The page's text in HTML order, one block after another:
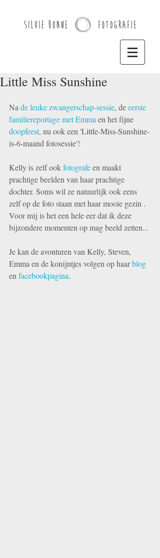
Little Miss Sunshine
Na de leuke zwangerschap-sessie, de eerste
familiereportage met Emma en het fijne
doopfeest, nu ook een 'Little-Miss-Sunshine-
is-6-maand fotosessie'!
Kelly is zelf ook fotografe en maakt
prachtige beelden van haar prachtige
dochter. Soms wil ze natuurlijk ook eens
zelf op de foto staan met haar mooie gezin .
Voor mij is het een hele eer dat ik deze
bijzondere momenten op mag beeld zetten...
Je kan de avonturen van Kelly, Steven,
Emma en de konijntjes volgen op haar blog
en facebookpagina.